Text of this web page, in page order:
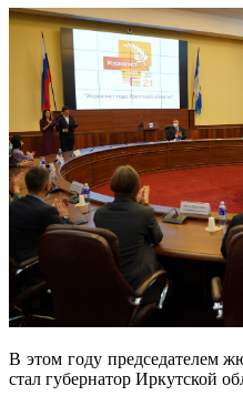
В этом году председателем
стал губернатор Иркутской